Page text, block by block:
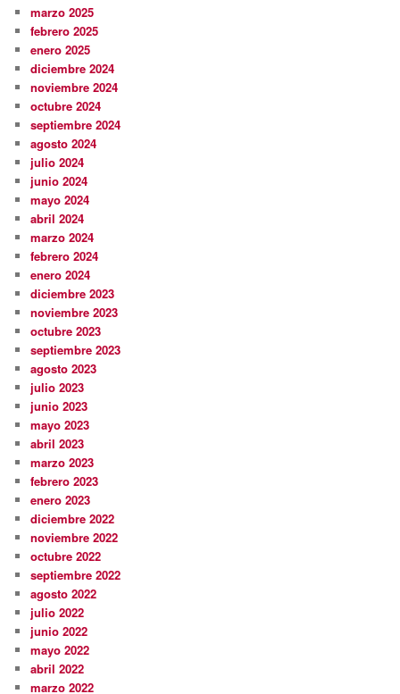
marzo 2025
febrero 2025
enero 2025
diciembre 2024
noviembre 2024
octubre 2024
septiembre 2024
agosto 2024
julio 2024
junio 2024
mayo 2024
abril 2024
marzo 2024
febrero 2024
enero 2024
diciembre 2023
noviembre 2023
octubre 2023
septiembre 2023
agosto 2023
julio 2023
junio 2023
mayo 2023
abril 2023
marzo 2023
febrero 2023
enero 2023
diciembre 2022
noviembre 2022
octubre 2022
septiembre 2022
agosto 2022
julio 2022
junio 2022
mayo 2022
abril 2022
marzo 2022